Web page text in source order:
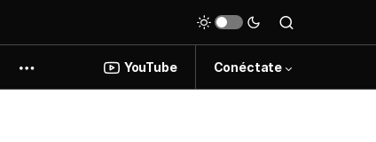
YouTube Conéctate